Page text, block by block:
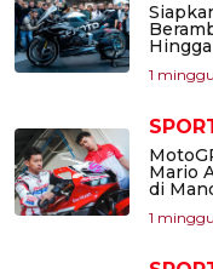
1 minggu
Mario
di
1 minggu